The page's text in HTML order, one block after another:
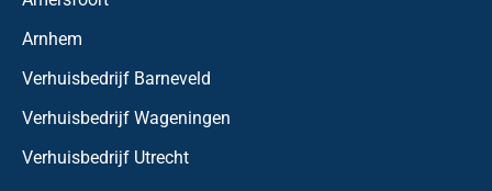
Arnhem
Verhuisbedrijf Barneveld
Verhuisbedrijf Wageningen
Verhuisbedrijf Utrecht